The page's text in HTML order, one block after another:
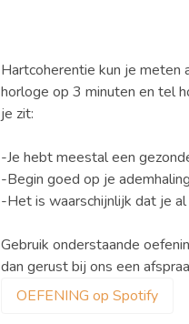
Hartcoherentie kun je meten
horloge op 3 minuten en tel
je zit:
-Je hebt meestal een
-Begin goed op je
-Het is waarschijnlijk dat je
Gebruik onderstaande
dan gerust bij ons een
OEFENING op Spotify